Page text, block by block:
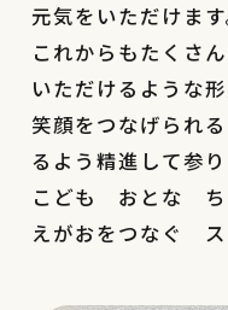
元気をいただけます
これからもたくさ
いただけるような形
笑顔をつなげられ
るよう精進して参り
こども おとな ち
えがおをつなぐ ス